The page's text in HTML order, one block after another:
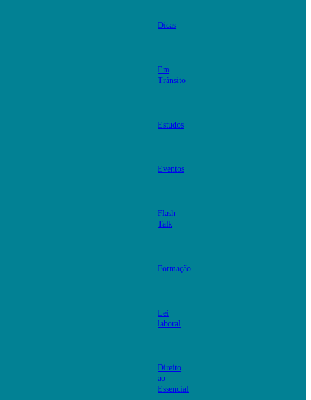
Dicas
Em
Trânsito
Estudos
Eventos
Flash
Talk
Formação
Lei
laboral
Direito
ao
Essencial